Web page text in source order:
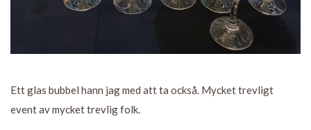
Ett glas bubbel hann jag med att ta också. Mycket trevligt
event av mycket trevlig folk.